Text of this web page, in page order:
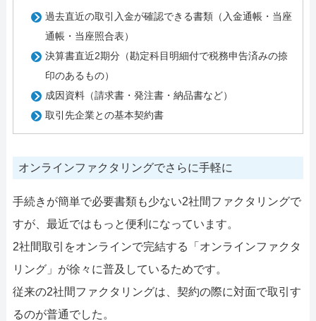
過去直近の取引入金が確認できる書類（入金通帳・当座
通帳・当座照合表）
決算書直近2期分（勘定科目明細付で税務申告済みの捺
印のあるもの）
成因資料（請求書・発注書・納品書など）
取引先企業との基本契約書
オンラインファクタリングでさらに手軽に
手続きが簡単で必要書類も少ない2社間ファクタリングで
すが、最近ではもっと便利になっています。
2社間取引をオンラインで完結する「オンラインファクタ
リング」が徐々に普及しているためです。
従来の2社間ファクタリングは、契約の際に対面で取引す
るのが普通でした。